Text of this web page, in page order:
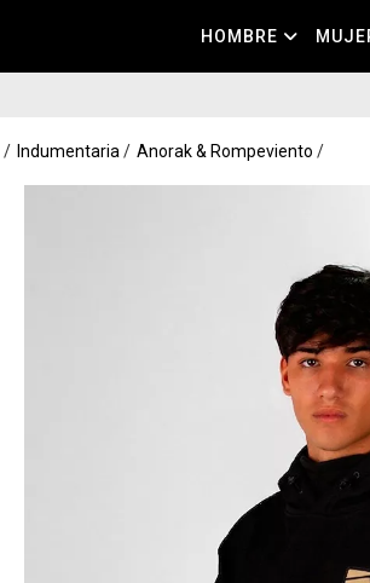
HOMBRE
Indumentaria Anorak & Rompeviento